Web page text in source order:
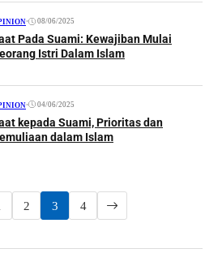
• 08/06/2025
Pada Suami: Kewajiban Mulai
Istri Dalam Islam
• 04/06/2025
kepada Suami, Prioritas dan
dalam Islam
2 3 4